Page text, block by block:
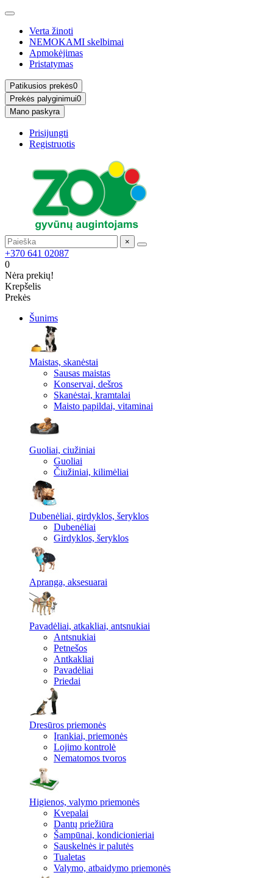
Verta žinoti
NEMOKAMI skelbimai
Apmokėjimas
Pristatymas
Patikusios prekės0
Prekės palyginimui0
Mano paskyra
Prisijungti
Registruotis
×
+370 641 02087
0
Nėra prekių!
Krepšelis
Prekės
Šunims
Maistas, skanėstai
Sausas maistas
Konservai, dešros
Skanėstai, kramtalai
Maisto papildai, vitaminai
Guoliai, ciužiniai
Guoliai
Čiužiniai, kilimėliai
Dubenėliai, girdyklos, šeryklos
Dubenėliai
Girdyklos, šeryklos
Apranga, aksesuarai
Pavadėliai, atkakliai, antsnukiai
Antsnukiai
Petnešos
Antkakliai
Pavadėliai
Priedai
Dresūros priemonės
Įrankiai, priemonės
Lojimo kontrolė
Nematomos tvoros
Higienos, valymo priemonės
Kvepalai
Dantų priežiūra
Šampūnai, kondicionieriai
Sauskelnės ir palutės
Tualetas
Valymo, atbaidymo priemonės